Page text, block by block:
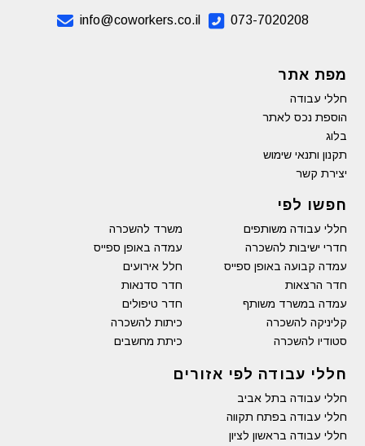
מפת אתר
חללי עבודה
הוספת נכס לאתר
בלוג
תקנון ותנאי שימוש
יצירת קשר
חפשו לפי
חללי עבודה משותפים
משרד להשכרה
חדרי ישיבות להשכרה
עמדה באופן ספייס
עמדה קבועה באופן ספייס
חלל אירועים
חדר הרצאות
חדר סדנאות
עמדה במשרד משותף
חדר טיפולים
קליניקה להשכרה
כיתות להשכרה
סטודיו להשכרה
כיתת מחשבים
חללי עבודה לפי אזורים
חללי עבודה בתל אביב
חללי עבודה בפתח תקווה
חללי עבודה בראשון לציון
info@coworkers.co.il 073-7020208